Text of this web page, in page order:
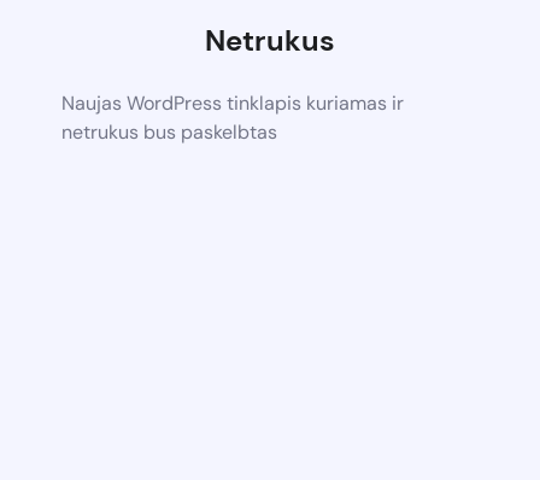
Netrukus
Naujas WordPress tinklapis kuriamas ir
netrukus bus paskelbtas